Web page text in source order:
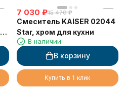
7 030 ₽15 470 ₽
Смеситель KAISER 02044
Star, хром для кухни
В наличии
В корзину
Купить в 1 клик